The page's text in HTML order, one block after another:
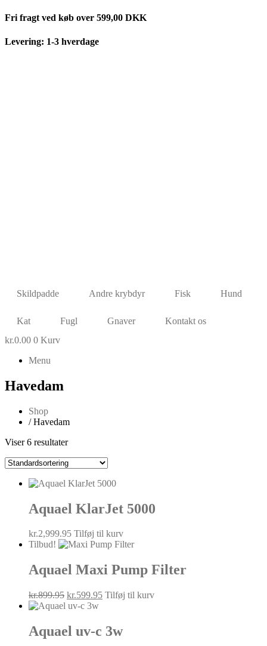
Videre
indhold
Fri fragt ved køb over 599,00 DKK
Levering: 1-3 hverdage
Skildpadde Andre krybdyr Fisk Hund
Kat Fugl Gnaver
Kontakt os
kr.0.00 0 Kurv
Menu
Havedam
Shop
/ Havedam
Viser 6 resultater
Aquael KlarJet 5000
kr.2,999.95 Tilføj til kurv
Tilbud!
Aquael Maxi Pump Filter
kr.899.95 Den
oprindelige
var:
kr.899.95.
kr.599.95Den
er:
kr.599.95.
Tilføj til kurv
Aquael uv-c 3w